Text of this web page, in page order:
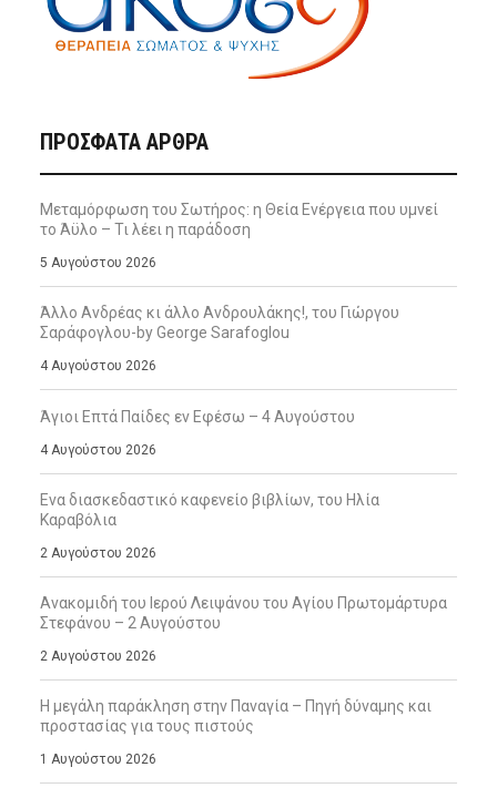
ΠΡΌΣΦΑΤΑ ΆΡΘΡΑ
Μεταμόρφωση του Σωτήρος: η Θεία Ενέργεια που υμνεί
το Άϋλο – Τι λέει η παράδοση
5 Αυγούστου 2026
Άλλο Ανδρέας κι άλλο Ανδρουλάκης!, του Γιώργου
Σαράφογλου-by George Sarafoglou
4 Αυγούστου 2026
Άγιοι Επτά Παίδες εν Εφέσω – 4 Αυγούστου
4 Αυγούστου 2026
Ενα διασκεδαστικό καφενείο βιβλίων, του Ηλία
Καραβόλια
2 Αυγούστου 2026
Ανακομιδή του Ιερού Λειψάνου του Αγίου Πρωτομάρτυρα
Στεφάνου – 2 Αυγούστου
2 Αυγούστου 2026
Η μεγάλη παράκληση στην Παναγία – Πηγή δύναμης και
προστασίας για τους πιστούς
1 Αυγούστου 2026